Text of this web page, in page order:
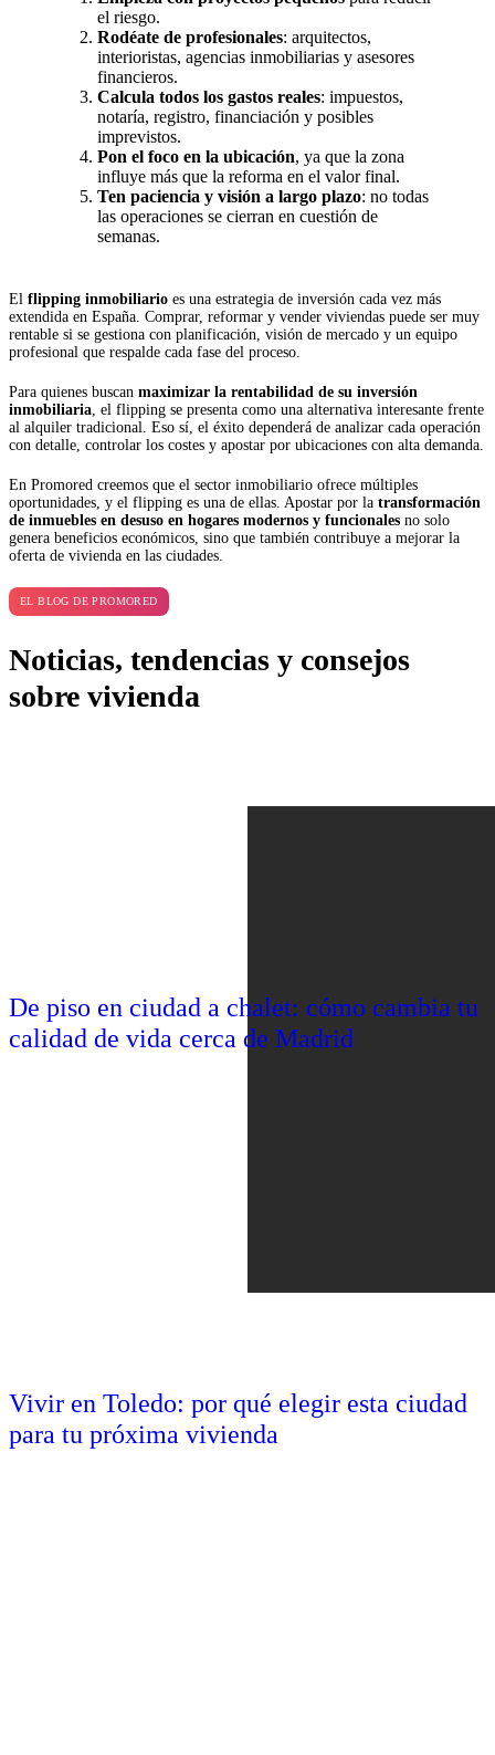
el riesgo.
Rodéate de profesionales: arquitectos,
interioristas, agencias inmobiliarias y asesores
financieros.
Calcula todos los gastos reales: impuestos,
notaría, registro, financiación y posibles
imprevistos.
Pon el foco en la ubicación, ya que la zona
influye más que la reforma en el valor final.
Ten paciencia y visión a largo plazo: no todas
las operaciones se cierran en cuestión de
semanas.
El flipping inmobiliario es una estrategia de inversión cada vez más
extendida en España. Comprar, reformar y vender viviendas puede ser muy
rentable si se gestiona con planificación, visión de mercado y un equipo
profesional que respalde cada fase del proceso.
Para quienes buscan maximizar la rentabilidad de su inversión
inmobiliaria , el flipping se presenta como una alternativa interesante frente
al alquiler tradicional. Eso sí, el éxito dependerá de analizar cada operación
con detalle, controlar los costes y apostar por ubicaciones con alta demanda.
En Promored creemos que el sector inmobiliario ofrece múltiples
oportunidades, y el flipping es una de ellas. Apostar por la transformación
de inmuebles en desuso en hogares modernos y funcionales no solo
genera beneficios económicos, sino que también contribuye a mejorar la
oferta de vivienda en las ciudades.
EL BLOG DE PROMORED
Noticias, tendencias y consejos
sobre vivienda
De piso en ciudad a chalet: cómo cambia tu
calidad de vida cerca de Madrid
Vivir en Toledo: por qué elegir esta ciudad
para tu próxima vivienda